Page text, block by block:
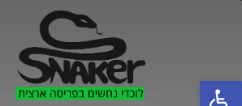
פתח סרגל נגישות